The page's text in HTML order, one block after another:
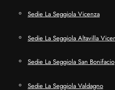
Sedie La Seggiola Vicenza
Sedie La Seggiola Altavilla
Sedie La Seggiola San Bonifacio
Sedie La Seggiola Valdagno